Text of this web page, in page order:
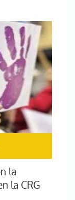
la
la CRG